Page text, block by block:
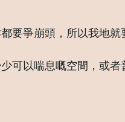
要爭崩頭，所以我地
可以喘息嘅空間，或